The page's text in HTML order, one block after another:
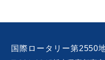
国際ロータリー第2550